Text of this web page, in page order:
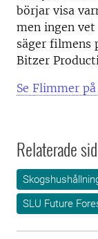
börjar visa
men ingen
säger filmens
Bitzer
Se Flimmer på
Relaterade
SLU Future